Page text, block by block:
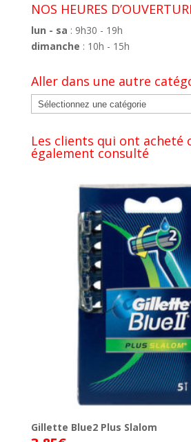
NOS HEURES
lun - sa : 9h30 - 19h
dimanche : 10h - 15h
Aller dans une autre
Les clients qui ont acheté
également consulté
Gillette Blue2 Plus Slalom